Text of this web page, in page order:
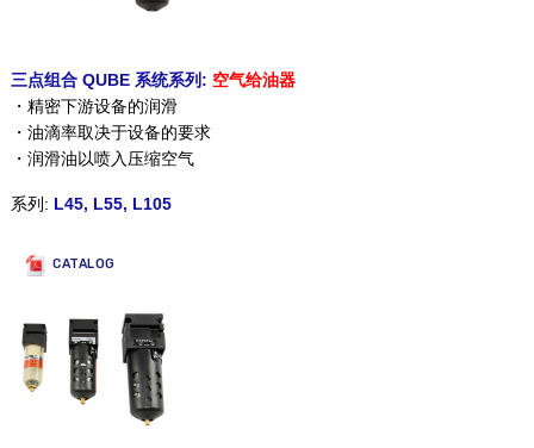
三点组合 QUBE 系统系列: 空气给油器
・精密下游设备的润滑
・油滴率取决于设备的要求
・润滑油以喷入压缩空气
系列: L45, L55, L105
CATALOG